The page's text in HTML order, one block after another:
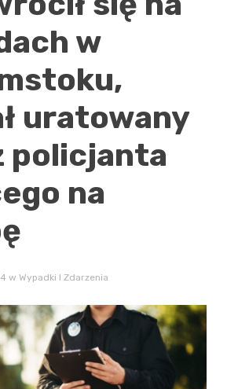
w
uratowany
policjanta
na
w Wypadki I Zdarzenia